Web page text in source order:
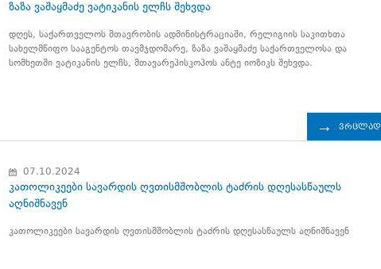
ზაზა ვაშაყმაძე ვატიკანის ელჩს შეხვდა
დღეს, საქართველოს მთავრობის ადმინისტრაციაში, რელიგიის საკითხთა
სახელმწიფო სააგენტოს თავმჯდომარე, ზაზა ვაშაყმაძე საქართველოსა და
სომხეთში ვატიკანის ელჩს, მთავარეპისკოპოს ანტე იოზიკს შეხვდა.
ვრცლად
07.10.2024
კათოლიკეები სავარდის ღვთისმშობლის ტაძრის დღესასწაულს
აღნიშნავენ
კათოლიკეები სავარდის ღვთისმშობლის ტაძრის დღესასწაულს აღნიშნავენ